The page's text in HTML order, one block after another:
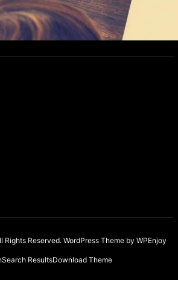
Reserved. WordPress Themeby WPEnjoy
Search ResultsDownload Theme